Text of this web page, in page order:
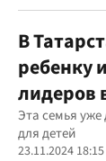
В
ребенку
лидеров
Эта семья
для детей
23.11.2024 18:15